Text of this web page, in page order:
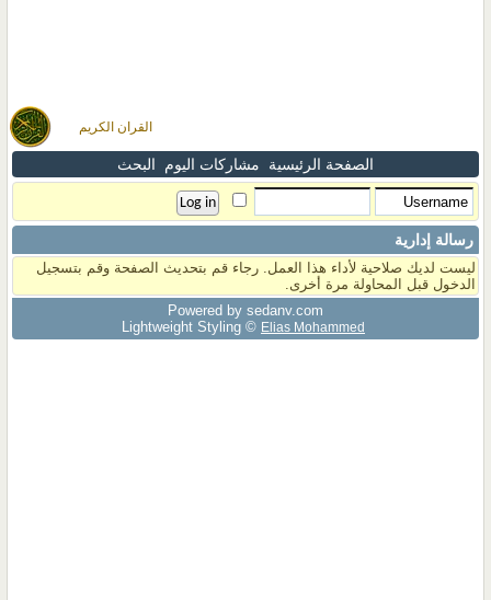
القران الكريم
الصفحة الرئيسية مشاركات اليوم البحث
رسالة إدارية
ليست لديك صلاحية لأداء هذا العمل. رجاء قم بتحديث الصفحة وقم بتسجيل
الدخول قبل المحاولة مرة أخرى.
Powered by sedany.com
Lightweight Styling © Elias Mohammed